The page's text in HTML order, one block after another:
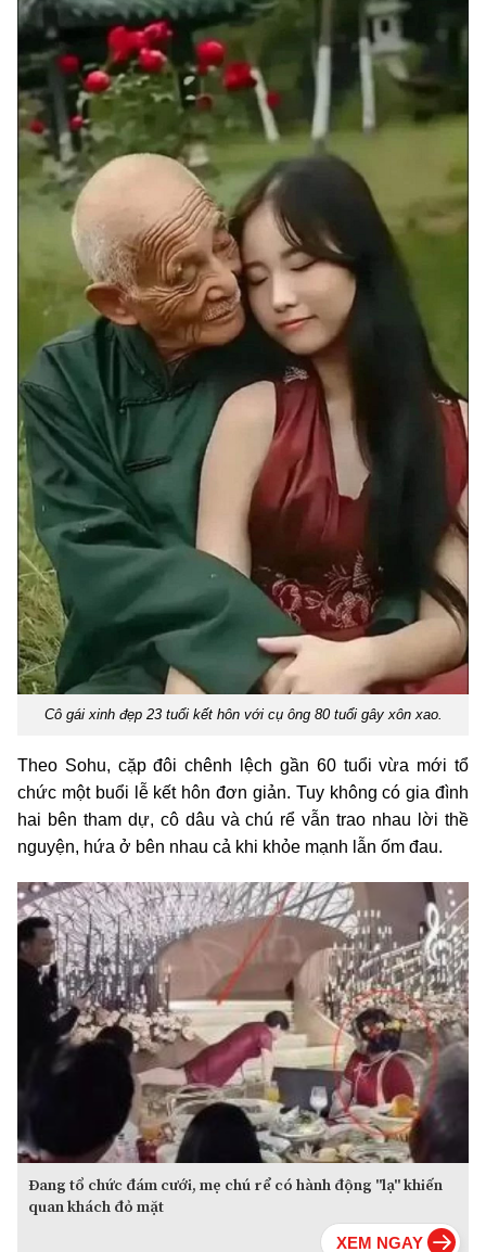
Cô gái xinh đẹp 23 tuổi kết hôn với cụ ông 80 tuổi gây xôn xao.
Theo Sohu, cặp đôi chênh lệch gần 60 tuổi vừa mới tổ
chức một buổi lễ kết hôn đơn giản. Tuy không có gia đình
hai bên tham dự, cô dâu và chú rể vẫn trao nhau lời thề
nguyện, hứa ở bên nhau cả khi khỏe mạnh lẫn ốm đau.
Đang tổ chức đám cưới, mẹ chú rể có hành động "lạ" khiến
quan khách đỏ mặt